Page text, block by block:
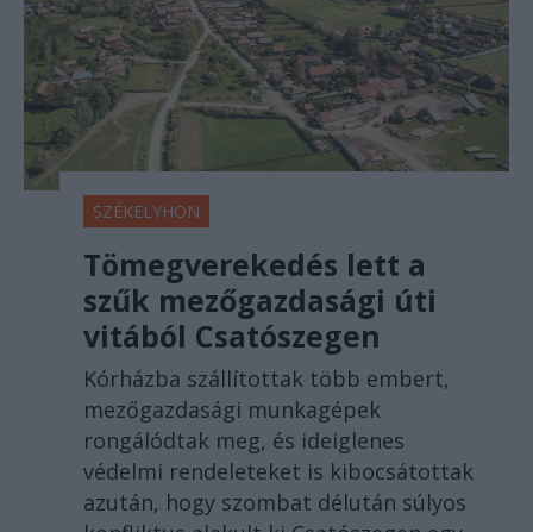
SZÉKELYHON
Tömegverekedés lett a
szűk mezőgazdasági úti
vitából Csatószegen
Kórházba szállítottak több embert,
mezőgazdasági munkagépek
rongálódtak meg, és ideiglenes
védelmi rendeleteket is kibocsátottak
azután, hogy szombat délután súlyos